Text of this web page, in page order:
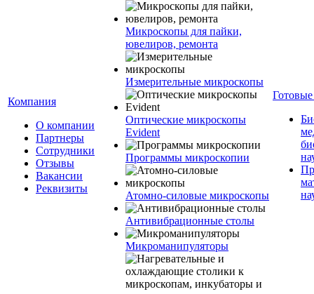
Компания
О компании
Партнеры
Сотрудники
Отзывы
Вакансии
Реквизиты
Микроскопы для пайки,
ювелиров, ремонта
Измерительные микроскопы
Оптические микроскопы
Evident
Программы микроскопии
Атомно-силовые микроскопы
Антивибрационные столы
Микроманипуляторы